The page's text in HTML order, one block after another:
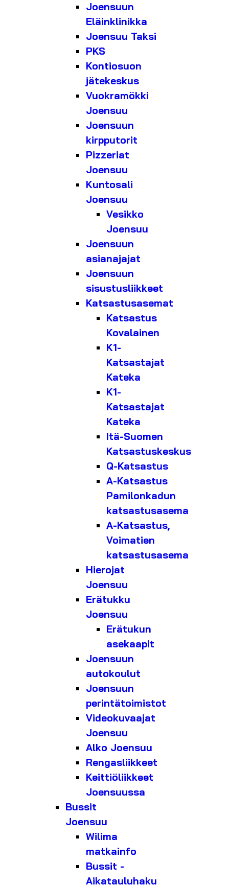
Joensuun
Eläinklinikka
Joensuu Taksi
PKS
Kontiosuon
jätekeskus
Vuokramökki
Joensuu
Joensuun
kirpputorit
Pizzeriat
Joensuu
Kuntosali
Joensuu
Vesikko
Joensuu
Joensuun
asianajajat
Joensuun
sisustusliikkeet
Katsastusasemat
Katsastus
Kovalainen
K1-
Katsastajat
Kateka
K1-
Katsastajat
Kateka
Itä-Suomen
Katsastuskeskus
Q-Katsastus
A-Katsastus
Pamilonkadun
katsastusasema
A-Katsastus,
Voimatien
katsastusasema
Hierojat
Joensuu
Erätukku
Joensuu
Erätukun
asekaapit
Joensuun
autokoulut
Joensuun
perintätoimistot
Videokuvaajat
Joensuu
Alko Joensuu
Rengasliikkeet
Keittiöliikkeet
Joensuussa
Bussit
Joensuu
Wilima
matkainfo
Bussit -
Aikatauluhaku